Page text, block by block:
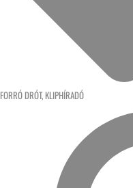
FORRÓ DRÓT, KLIPHÍRADÓ